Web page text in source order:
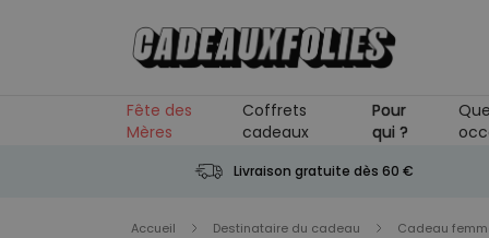
Fête des
Mères
Coffrets
cadeaux
Pour
qui ?
Livraison gratuite dès 60 €
Accueil Destinataire du cadeau Cadeau